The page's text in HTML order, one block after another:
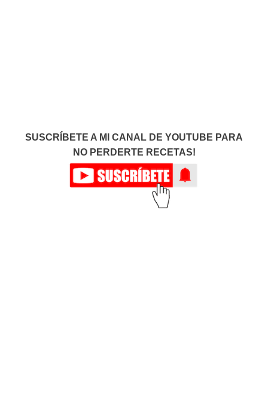
SUSCRÍBETE A MI CANAL DE YOUTUBE PARA
NO PERDERTE RECETAS!